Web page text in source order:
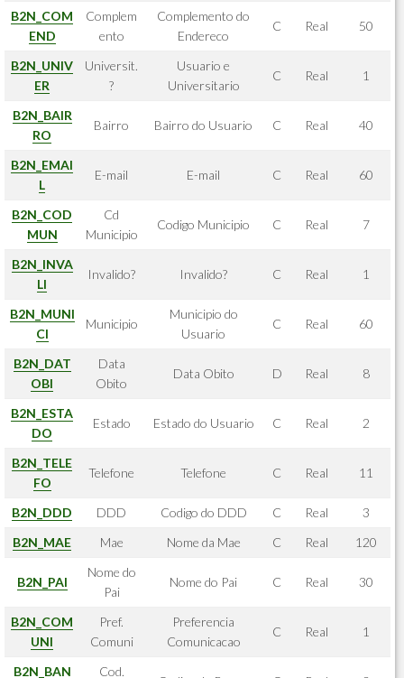
B2N_COM
END
Complem
ento
Complemento do
Endereco
C Real 50
B2N_UNIV
ER
Universit.
?
Usuario e
Universitario
C Real 1
B2N_BAIR
RO
Bairro Bairro do Usuario C Real 40
B2N_EMAI
L
E-mail E-mail C Real 60
B2N_COD
MUN
Cd
Municipio
Codigo Municipio C Real 7
B2N_INVA
LI
Invalido? Invalido? C Real 1
B2N_MUNI
CI
Municipio
Municipio do
Usuario
C Real 60
B2N_DAT
OBI
Data
Obito
Data Obito D Real 8
B2N_ESTA
DO
Estado Estado do Usuario C Real 2
B2N_TELE
FO
Telefone Telefone C Real 11
B2N_DDD DDD Codigo do DDD C Real
3
B2N_MAE
Mae Nome da Mae C Real 120
B2N_PAI
Nome do
Pai
Nome do Pai C Real 30
B2N_COM
UNI
Pref.
Comuni
Preferencia
Comunicacao
C Real 1
B2N_BAN Cod.